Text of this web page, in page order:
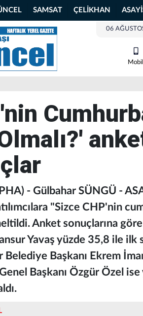
SAMSAT ÇELİKHAN
06
Mobil
- Gülbahar SÜNGÜ -
"Sizce CHP'nin
Anket sonuçlarına
Yavaş yüzde 35,8 ile ilk
Belediye Başkanı Ekrem
Başkanı Özgür Özel